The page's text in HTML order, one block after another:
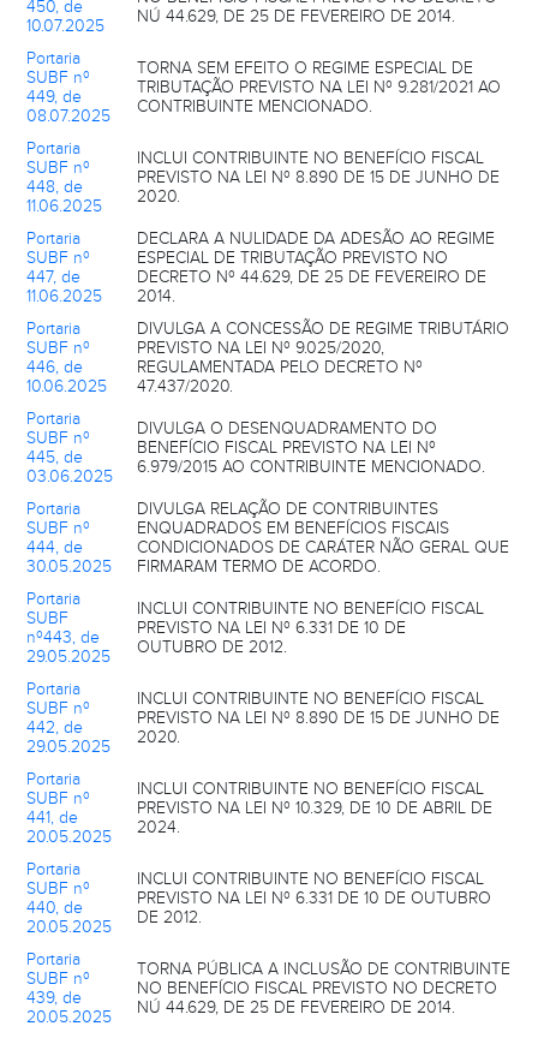
450, de
10.07.2025
NÚ 44.629, DE 25 DE FEVEREIRO DE 2014.
Portaria
SUBF nº
449, de
08.07.2025
TORNA SEM EFEITO O REGIME ESPECIAL DE
TRIBUTAÇÃO PREVISTO NA LEI Nº 9.281/2021 AO
CONTRIBUINTE MENCIONADO.
Portaria
SUBF nº
448, de
11.06.2025
INCLUI CONTRIBUINTE NO BENEFÍCIO FISCAL
PREVISTO NA LEI Nº 8.890 DE 15 DE JUNHO DE
2020.
Portaria
SUBF nº
447, de
11.06.2025
DECLARA A NULIDADE DA ADESÃO AO REGIME
ESPECIAL DE TRIBUTAÇÃO PREVISTO NO
DECRETO Nº 44.629, DE 25 DE FEVEREIRO DE
2014.
Portaria
SUBF nº
446, de
10.06.2025
DIVULGA A CONCESSÃO DE REGIME TRIBUTÁRIO
PREVISTO NA LEI Nº 9.025/2020,
REGULAMENTADA PELO DECRETO Nº
47.437/2020.
Portaria
SUBF nº
445, de
03.06.2025
DIVULGA O DESENQUADRAMENTO DO
BENEFÍCIO FISCAL PREVISTO NA LEI Nº
6.979/2015 AO CONTRIBUINTE MENCIONADO.
Portaria
SUBF nº
444, de
30.05.2025
DIVULGA RELAÇÃO DE CONTRIBUINTES
ENQUADRADOS EM BENEFÍCIOS FISCAIS
CONDICIONADOS DE CARÁTER NÃO GERAL QUE
FIRMARAM TERMO DE ACORDO.
Portaria
SUBF
nº443, de
29.05.2025
INCLUI CONTRIBUINTE NO BENEFÍCIO FISCAL
PREVISTO NA LEI Nº 6.331 DE 10 DE
OUTUBRO DE 2012.
Portaria
SUBF nº
442, de
29.05.2025
INCLUI CONTRIBUINTE NO BENEFÍCIO FISCAL
PREVISTO NA LEI Nº 8.890 DE 15 DE JUNHO DE
2020.
Portaria
SUBF nº
441, de
20.05.2025
INCLUI CONTRIBUINTE NO BENEFÍCIO FISCAL
PREVISTO NA LEI Nº 10.329, DE 10 DE ABRIL DE
2024.
Portaria
SUBF nº
440, de
20.05.2025
INCLUI CONTRIBUINTE NO BENEFÍCIO FISCAL
PREVISTO NA LEI Nº 6.331 DE 10 DE OUTUBRO
DE 2012.
Portaria
SUBF nº
439, de
20.05.2025
TORNA PÚBLICA A INCLUSÃO DE CONTRIBUINTE
NO BENEFÍCIO FISCAL PREVISTO NO DECRETO
NÚ 44.629, DE 25 DE FEVEREIRO DE 2014.